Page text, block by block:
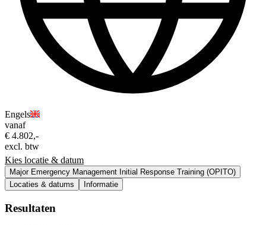
Engels
vanaf
€ 4.802,-
excl. btw
Kies locatie & datum
Major Emergency Management Initial Response Training (OPITO)
Locaties & datums
Informatie
Resultaten